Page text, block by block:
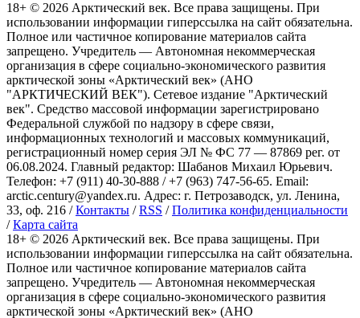
18+ © 2026 Арктический век. Все права защищены. При
использовании информации гиперссылка на сайт обязательна.
Полное или частичное копирование материалов сайта
запрещено. Учредитель — Автономная некоммерческая
организация в сфере социально-экономического развития
арктической зоны «Арктический век» (АНО
"АРКТИЧЕСКИЙ ВЕК"). Сетевое издание "Арктический
век". Средство массовой информации зарегистрировано
Федеральной службой по надзору в сфере связи,
информационных технологий и массовых коммуникаций,
регистрационный номер серия ЭЛ № ФС 77 — 87869 рег. от
06.08.2024. Главный редактор: Шабанов Михаил Юрьевич.
Телефон: +7 (911) 40-30-888 / +7 (963) 747-56-65. Email:
arctic.century@yandex.ru. Адрес: г. Петрозаводск, ул. Ленина,
33, оф. 216 /Контакты /RSS /Политика конфиденциальности
/Карта сайта
18+ © 2026 Арктический век. Все права защищены. При
использовании информации гиперссылка на сайт обязательна.
Полное или частичное копирование материалов сайта
запрещено. Учредитель — Автономная некоммерческая
организация в сфере социально-экономического развития
арктической зоны «Арктический век» (АНО